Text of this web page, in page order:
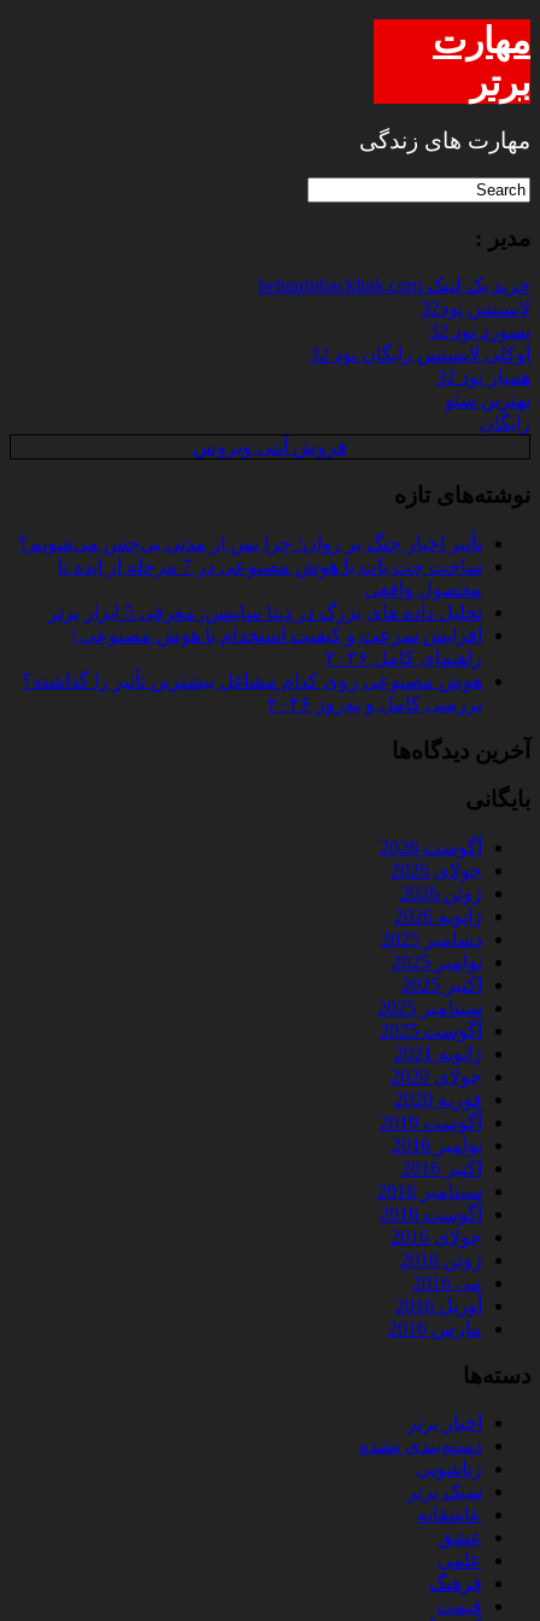
مهارت
برتر
مهارت های زندگی
مدیر :
خرید بک لینک behtarinbacklink.com
لایسنس نود32
پسورد نود 32
اوکلی لایسنس رایگان نود 32
همیار نود 32
بهترین سئو
رایگان
فروش آنتی ویروس
نوشته‌های تازه
تأثیر اخبار جنگ بر روان؛ چرا پس از مدتی بی‌حس می‌شویم؟
ساخت چت‌ بات با هوش مصنوعی در 7 مرحله از ایده تا
محصول واقعی
تحلیل داده‌ های بزرگ در دیتا ساینس: معرفی 5 ابزار برتر
افزایش سرعت و کیفیت استخدام با هوش مصنوعی |
راهنمای کامل ۲۰۲۶
هوش مصنوعی روی کدام مشاغل بیشترین تأثیر را گذاشته؟
بررسی کامل و به‌روز ۲۰۲۶
آخرین دیدگاه‌ها
بایگانی
آگوست 2026
جولای 2026
ژوئن 2026
ژانویه 2026
دسامبر 2025
نوامبر 2025
اکتبر 2025
سپتامبر 2025
آگوست 2025
ژانویه 2021
جولای 2020
فوریه 2020
آگوست 2019
نوامبر 2016
اکتبر 2016
سپتامبر 2016
آگوست 2016
جولای 2016
ژوئن 2016
می 2016
آوریل 2016
مارس 2016
دسته‌ها
اخبار برتر
دسته‌بندی نشده
زناشویی
سبک برتر
عاشقانه
عشق
علمی
فرهنگ
قیمت